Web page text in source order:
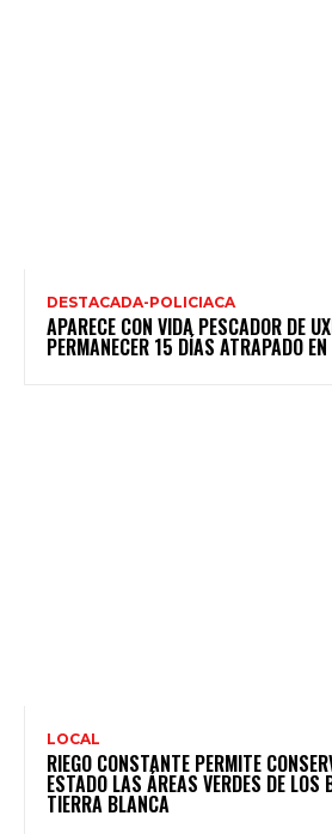
DESTACADA-POLICIACA
APARECE CON VIDA PESCADOR DE
PERMANECER 15 DÍAS ATRAPADO EN
LOCAL
RIEGO CONSTANTE PERMITE
ESTADO LAS ÁREAS VERDES DE LOS
TIERRA BLANCA